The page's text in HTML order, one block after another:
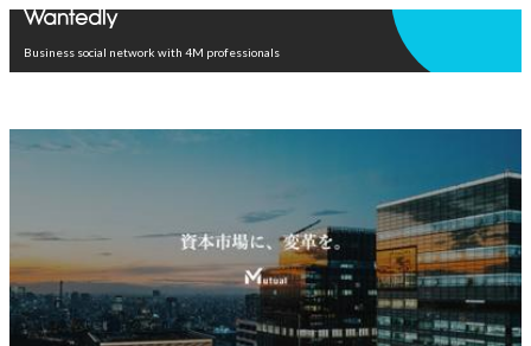
Business social network with 4M professionals